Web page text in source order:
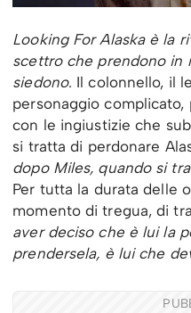
Looking For Alaska è la
scettro che prendono in
siedono. Il colonnello, il
personaggio
con le ingiustizie che
si tratta di perdonare
dopo Miles, quando si
Per tutta la durata delle
momento di tregua, di
aver deciso che è lui la
prendersela, è lui che